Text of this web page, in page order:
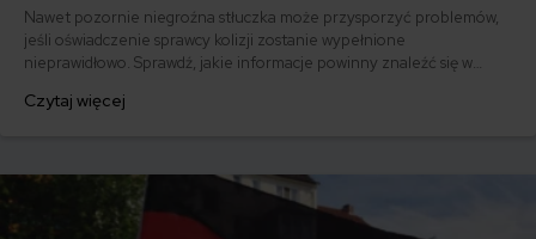
Nawet pozornie niegroźna stłuczka może przysporzyć problemów,
jeśli oświadczenie sprawcy kolizji zostanie wypełnione
nieprawidłowo. Sprawdź, jakie informacje powinny znaleźć się w
Czytaj więcej